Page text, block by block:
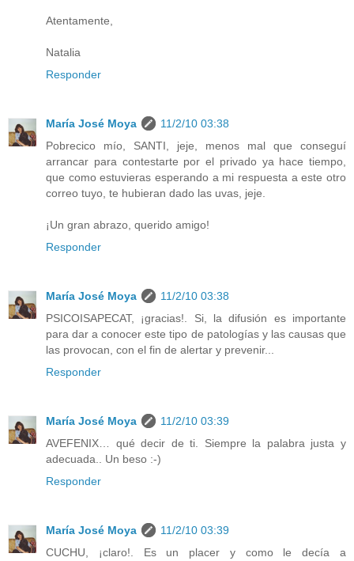
Atentamente,
Natalia
Responder
María José Moya
11/2/10 03:38
Pobrecico mío, SANTI, jeje, menos mal que conseguí
arrancar para contestarte por el privado ya hace tiempo,
que como estuvieras esperando a mi respuesta a este otro
correo tuyo, te hubieran dado las uvas, jeje.
¡Un gran abrazo, querido amigo!
Responder
María José Moya
11/2/10 03:38
PSICOISAPECAT, ¡gracias!. Si, la difusión es importante
para dar a conocer este tipo de patologías y las causas que
las provocan, con el fin de alertar y prevenir...
Responder
María José Moya
11/2/10 03:39
AVEFENIX… qué decir de ti. Siempre la palabra justa y
adecuada.. Un beso :-)
Responder
María José Moya
11/2/10 03:39
CUCHU, ¡claro!. Es un placer y como le decía a